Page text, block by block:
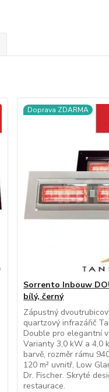
Doprava ZDARMA
Sorrento Inbouw
bílý, černý
Zápustný
quartzový infrazářič
Double pro elegantní
Varianty 3,0 kW a 4,0
barvě, rozměr rámu
120 m² uvnitř, Low
Dr. Fischer. Skryté
restaurace.